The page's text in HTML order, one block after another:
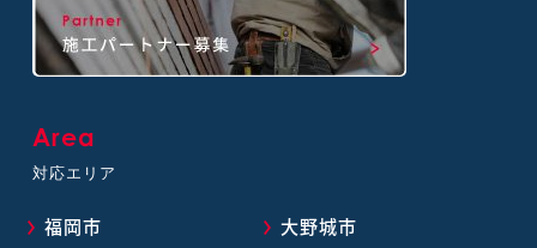
Area
対応エリア
福岡市 大野城市